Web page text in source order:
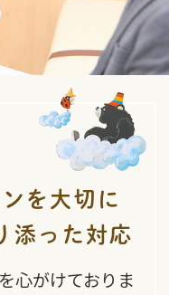
を 大切に
添った対応
心がけておりま